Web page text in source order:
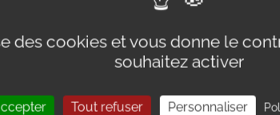
des cookies et vous donne le
souhaitez activer
Tout refuser Personnaliser